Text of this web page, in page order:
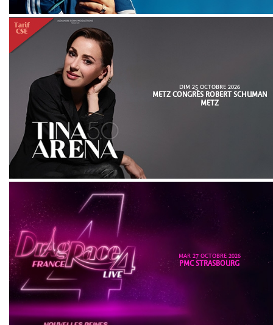
DIM 25 OCTOBRE 2026
METZ CONGRÈS ROBERT SCHUMAN
METZ
MAR 27 OCTOBRE 2026
PMC STRASBOURG